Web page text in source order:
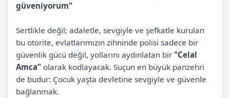
güveniyorum"
Sertlikle değil; adaletle, sevgiyle ve şefkatle kurulan
bu otorite, evlatlarımızın zihninde polisi sadece bir
güvenlik gücü değil, yollarını aydınlatan bir "Celal
Amca" olarak kodlayacak. Suçun en büyük panzehri
de budur: Çocuk yaşta devletine sevgiyle ve güvenle
bağlanmak.